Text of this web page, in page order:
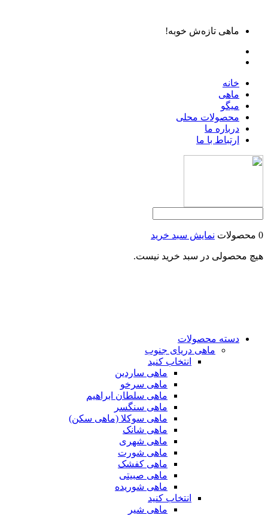
ماهی تازه‌ش خوبه!
خانه
ماهی
میگو
محصولات محلی
درباره ما
ارتباط با ما
0 محصولات نمایش سبد خرید
هیچ محصولی در سبد خرید نیست.
دسته محصولات
ماهی دریای جنوب
انتخاب کنید
ماهی ساردین
ماهی سرخو
ماهی سلطان ابراهیم
ماهی سنگسر
ماهی سوکلا (ماهی سکن)
ماهی شانک
ماهی شهری
ماهی شورت
ماهی کفشک
ماهی صبیتی
ماهی شوریده
انتخاب کنید
ماهی شیر